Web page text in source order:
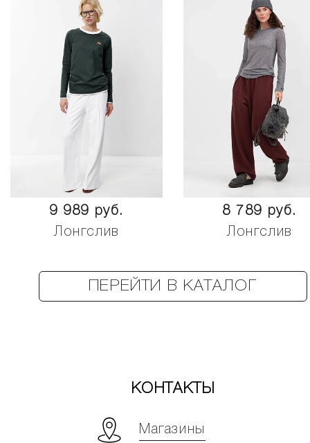
9 989 руб.
Лонгслив
8 789 руб.
Лонгслив
ПЕРЕЙТИ В КАТАЛОГ
КОНТАКТЫ
Магазины